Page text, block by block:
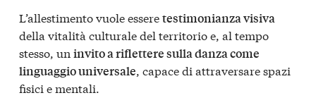
L’allestimento vuole esseretestimonianza visiva
della vitalità culturale del territorio e, al tempo
stesso, un invito a riflettere sulla danza come
linguaggio universale, capace di attraversare spazi
fisici e mentali.